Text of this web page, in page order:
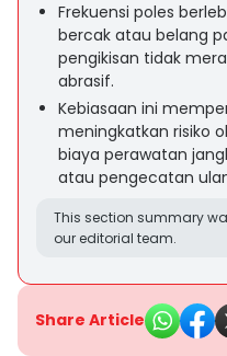
Frekuensi poles
bercak atau belang
pengikisan tidak
abrasif.
Kebiasaan ini
meningkatkan risiko
biaya perawatan
atau pengecatan
This section summary
our editorial team.
Share Article